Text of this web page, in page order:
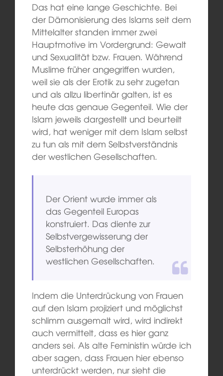
Das hat eine lange Geschichte. Bei
der Dämonisierung des Islams seit dem
Mittelalter standen immer zwei
Hauptmotive im Vordergrund: Gewalt
und Sexualität bzw. Frauen. Während
Muslime früher angegriffen wurden,
weil sie als der Erotik zu sehr zugetan
und als allzu libertinär galten, ist es
heute das genaue Gegenteil. Wie der
Islam jeweils dargestellt und beurteilt
wird, hat weniger mit dem Islam selbst
zu tun als mit dem Selbstverständnis
der westlichen Gesellschaften.
Der Orient wurde immer als
das Gegenteil Europas
konstruiert. Das diente zur
Selbstvergewisserung der
Selbsterhöhung der
westlichen Gesellschaften.
Indem die Unterdrückung von Frauen
auf den Islam projiziert und möglichst
schlimm ausgemalt wird, wird indirekt
auch vermittelt, dass es hier ganz
anders sei. Als alte Feministin würde ich
aber sagen, dass Frauen hier ebenso
unterdrückt werden, nur sieht die